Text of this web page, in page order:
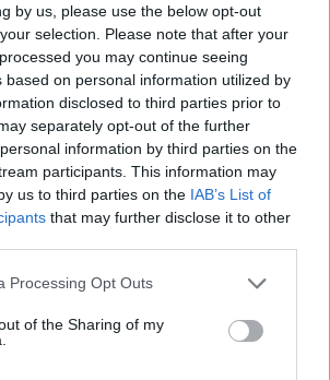
by us, please use the below opt-out
selection. Please note that after your
you may continue seeing
based on personal information utilized by
disclosed to third parties prior to
separately opt-out of the further
information by third parties on the
participants. This information may
us to third parties on the IAB’s List of
that may further disclose it to other
website/app uses one or more Google
or usage behaviour. You may click to
to Google and its third-party tags to
specified purposes in below Google
Processing Opt Outs
of the Sharing of my
Kultúra
Kihívások labirintusában
Országos hírek
napja - július 30-ra
az emberiség a Föld egész
elegendő erőforrásait
Aktuális
Open Orfű: mozgás, zene, közösség